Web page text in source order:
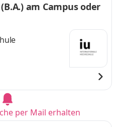
am Campus oder
per Mail erhalten